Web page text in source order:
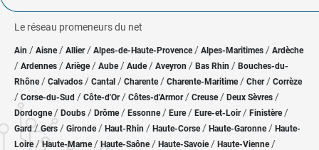
Le réseau promeneurs du net
Ain / Aisne/ Allier/ Alpes-de-Haute-Provence / Alpes-Maritimes / Ardèche
/ Ardennes / Ariège/ Aube/ Aude / Aveyron / Bas Rhin / Bouches-du-
Rhône/ Calvados / Cantal / Charente / Charente-Maritime/ Cher / Corrèze
/ Corse-du-Sud / Côte-d'Or / Côtes-d'Armor/ Creuse/ Deux Sèvres /
Dordogne/ Doubs / Drôme/ Essonne / Eure/ Eure-et-Loir / Finistère/
Gard/ Gers / Gironde/ Haut-Rhin / Haute-Corse/ Haute-Garonne/ Haute-
Loire/Haute-Marne/ Haute-Saône/ Haute-Savoie/ Haute-Vienne/